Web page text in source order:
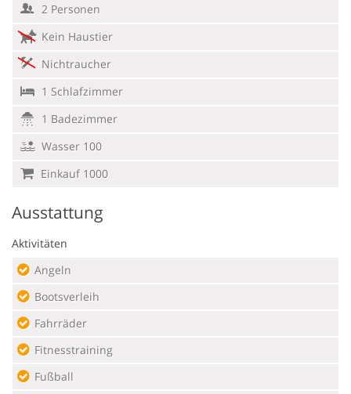
2 Personen
Kein Haustier
Nichtraucher
1 Schlafzimmer
1 Badezimmer
Wasser 100
Einkauf 1000
Ausstattung
Aktivitäten
Angeln
Bootsverleih
Fahrräder
Fitnesstraining
Fußball